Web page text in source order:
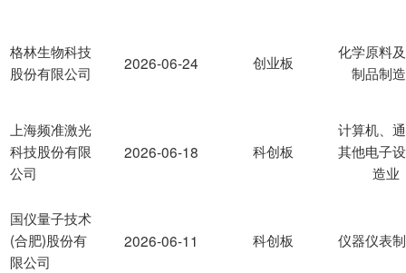
格林生物科技
股份有限公司
上海频准激光
科技股份有限
公司
国仪量子技术
(合肥)股份有
限公司
2026-06-24 创业板
化学原料
制品制
2026-06-18 科创板
计算机、
其他电子
造业
2026-06-11 科创板 仪器仪表